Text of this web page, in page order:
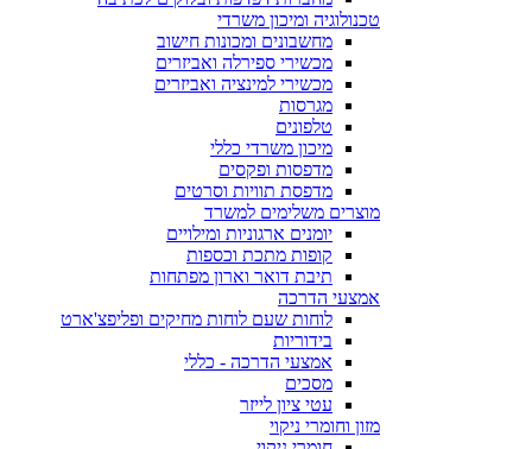
טכנולוגיה ומיכון משרדי
מחשבונים ומכונות חישוב
מכשירי ספירלה ואביזרים
מכשירי למינציה ואביזרים
מגרסות
טלפונים
מיכון משרדי כללי
מדפסות ופקסים
מדפסת תוויות וסרטים
מוצרים משלימים למשרד
יומנים ארגוניות ומילויים
קופות מתכת וכספות
תיבת דואר וארון מפתחות
אמצעי הדרכה
לוחות שעם לוחות מחיקים ופליפצ'ארט
בידוריות
אמצעי הדרכה - כללי
מסכים
עטי ציון לייזר
מזון וחומרי ניקוי